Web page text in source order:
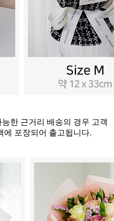
한 근거리 배송의 경우 고객
에 포장되어 출고됩니다.